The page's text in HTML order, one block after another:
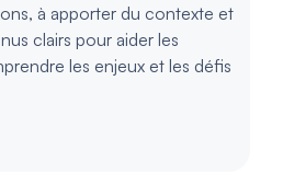
à apporter du contexte et
clairs pour aider les
les enjeux et les défis